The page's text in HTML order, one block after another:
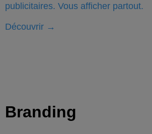
publicitaires. Vous afficher partout.
Découvrir →
Branding